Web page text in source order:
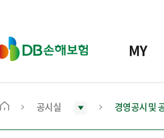
D
B
보
MY
메
공시실 경영공시 및